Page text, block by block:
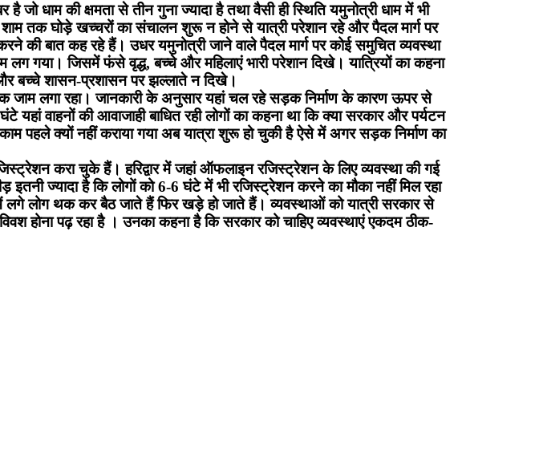
धाम की क्षमता से तीन गुना ज्यादा है तथा वैसी ही स्थिति यमुनोत्री धाम में भी
तक घोड़े खच्चरों का संचालन शुरू न होने से यात्री परेशान रहे और पैदल मार्ग पर
की बात कह रहे हैं। उधर यमुनोत्री जाने वाले पैदल मार्ग पर कोई समुचित व्यवस्था
गया। जिसमें फंसे वृद्ध, बच्चे और महिलाएं भारी परेशान दिखे। यात्रियों का कहना
बच्चे शासन-प्रशासन पर झल्लाते न दिखे।
जाम लगा रहा। जानकारी के अनुसार यहां चल रहे सड़क निर्माण के कारण ऊपर से
वाहनों की आवाजाही बाधित रही लोगों का कहना था कि क्या सरकार और पर्यटन
पहले क्यों नहीं कराया गया अब यात्रा शुरू हो चुकी है ऐसे में अगर सड़क निर्माण का
करा चुके हैं। हरिद्वार में जहां ऑफलाइन रजिस्ट्रेशन के लिए व्यवस्था की गई
ज्यादा है कि लोगों को 6-6 घंटे में भी रजिस्ट्रेशन करने का मौका नहीं मिल रहा
लगे लोग थक कर बैठ जाते हैं फिर खड़े हो जाते हैं। व्यवस्थाओं को यात्री सरकार से
होना पढ़ रहा है । उनका कहना है कि सरकार को चाहिए व्यवस्थाएं एकदम ठीक-